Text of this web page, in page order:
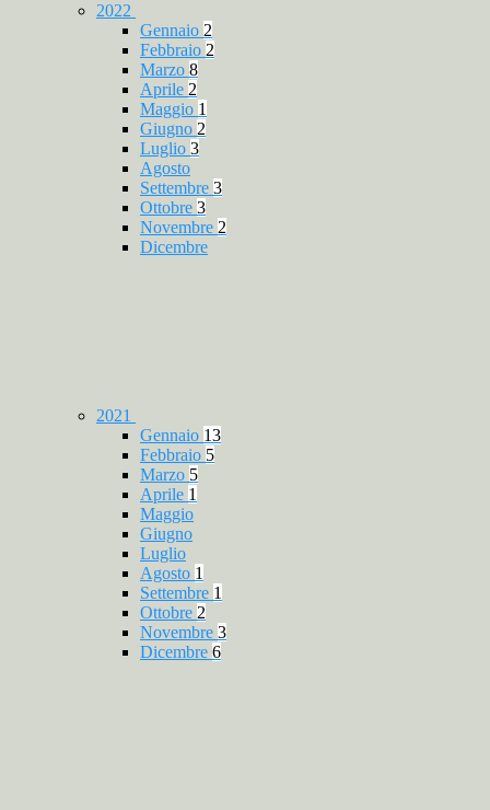
2022
Gennaio 2
Febbraio 2
Marzo 8
Aprile 2
Maggio 1
Giugno 2
Luglio 3
Agosto
Settembre 3
Ottobre 3
Novembre 2
Dicembre
2021
Gennaio 13
Febbraio 5
Marzo 5
Aprile 1
Maggio
Giugno
Luglio
Agosto 1
Settembre 1
Ottobre 2
Novembre 3
Dicembre 6